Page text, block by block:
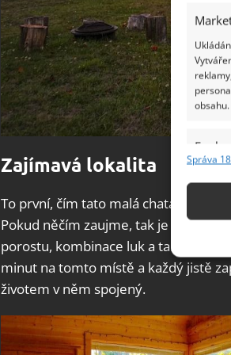
obsahu.
Funkce
Správa
Zajímavá lokalita
To první, čím tato malá chata
Pokud něčím zaujme, tak je to
porostu, kombinace luk a také vodní
minut na tomto místě a každý jistě
životem v něm spojený.